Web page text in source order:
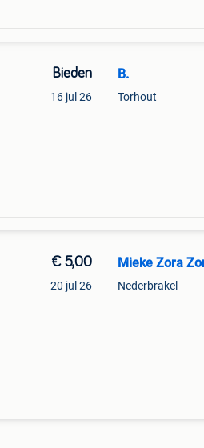
Bieden
16 jul 26
B.
Torhout
€ 5,00
20 jul 26
Mieke Zora
Nederbrakel